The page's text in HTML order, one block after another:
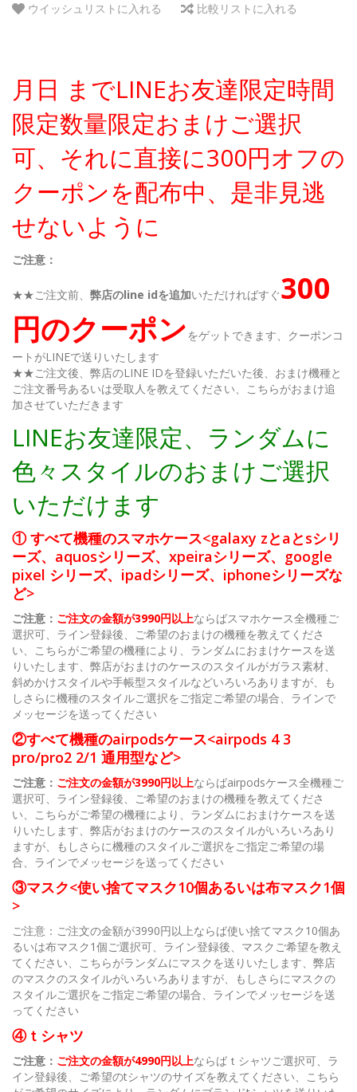
ウイッシュリストに入れる 比較リストに入れる
月日 までLINEお友達限定時間
限定数量限定おまけご選択
可、それに直接に300円オフの
クーポンを配布中、是非見逃
せないように
ご注意：
★★ご注文前、 弊店のline idを追加いただければすぐ300
円のクーポンをゲットできます、クーポンコ
ートがLINEで送りいたします
★★ご注文後、弊店のLINE IDを登録いただいた後、おまけ機種と
ご注文番号あるいは受取人を教えてください、こちらがおまけ追
加させていただきます
LINEお友達限定、ランダムに
色々スタイルのおまけご選択
いただけます
① すべて機種のスマホケース<galaxy zとaとsシリ
ーズ、aquosシリーズ、xpeiraシリーズ、google
pixel シリーズ、ipadシリーズ、iphoneシリーズな
ど>
ご注意： ご注文の金額が3990円以上ならばスマホケース全機種ご
選択可、ライン登録後、ご希望のおまけの機種を教えてくださ
い、こちらがご希望の機種により、ランダムにおまけケースを送
りいたします、弊店がおまけのケースのスタイルがガラス素材、
斜めかけスタイルや手帳型スタイルなどいろいろありますが、も
しさらに機種のスタイルご選択をご指定ご希望の場合、ラインで
メッセージを送ってください
②すべて機種のairpodsケース<airpods 4 3
pro/pro2 2/1 通用型など>
ご注意： ご注文の金額が3990円以上ならばairpodsケース全機種ご
選択可、ライン登録後、ご希望のおまけの機種を教えてくださ
い、こちらがご希望の機種により、ランダムにおまけケースを送
りいたします、弊店がおまけのケースのスタイルがいろいろあり
ますが、もしさらに機種のスタイルご選択をご指定ご希望の場
合、ラインでメッセージを送ってください
③マスク<使い捨てマスク10個あるいは布マスク1個
>
ご注意：ご注文の金額が3990円以上ならば使い捨てマスク10個あ
るいは布マスク1個ご選択可、ライン登録後、マスクご希望を教え
てください、こちらがランダムにマスクを送りいたします、弊店
のマスクのスタイルがいろいろありますが、もしさらにマスクの
スタイルご選択をご指定ご希望の場合、ラインでメッセージを送
ってください
④ｔシャツ
ご注意： ご注文の金額が4990円以上ならばｔシャツご選択可、ラ
イン登録後、ご希望のtシャツのサイズを教えてください、こちら